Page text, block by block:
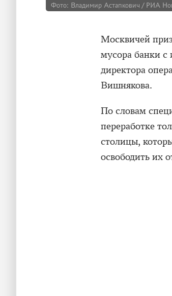
Фото: Владимир Астапкович / РИА
Москвичей
мусора банки
директора
Вишнякова.
По словам
переработке
столицы,
освободить их